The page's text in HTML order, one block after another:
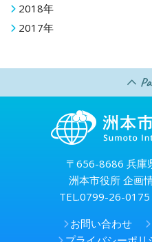
2018年
2017年
〒656-8686 兵庫
洲本市役所 企画
TEL.0799-26-
お問い合わせ